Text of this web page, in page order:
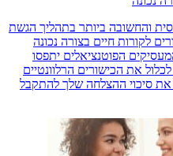
והחשובה ביותר בתהליך הגשת
לקורות חיים בצורה נכונה
הפוטנציאלים יתפסו
את הכישורים הרלוונטיים
את סיכוי ההצלחה שלך להתקבל